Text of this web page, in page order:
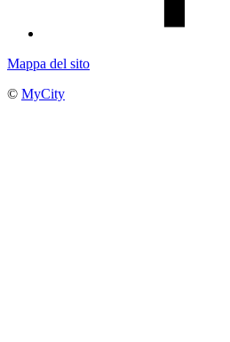
Mappa del sito
© MyCity